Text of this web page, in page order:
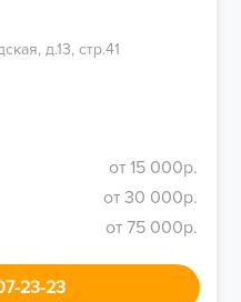
д.13, стр.41
от 15 000р.
от 30 000р.
от 75 000р.
23-23